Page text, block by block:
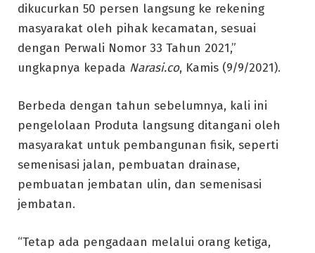
dikucurkan 50 persen langsung ke rekening
masyarakat oleh pihak kecamatan, sesuai
dengan Perwali Nomor 33 Tahun 2021,”
ungkapnya kepada Narasi.co, Kamis (9/9/2021).
Berbeda dengan tahun sebelumnya, kali ini
pengelolaan Produta langsung ditangani oleh
masyarakat untuk pembangunan fisik, seperti
semenisasi jalan, pembuatan drainase,
pembuatan jembatan ulin, dan semenisasi
jembatan.
“Tetap ada pengadaan melalui orang ketiga,